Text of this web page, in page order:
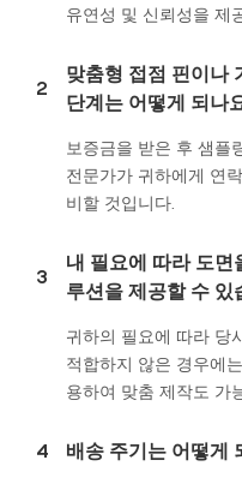
유연성 및 신뢰성을 제
2
맞춤형 접점 핀이나
단계는 어떻게 되나
보증금을 받은 후 샘플
전문가가 귀하에게 연
비할 것입니다.
3
내 필요에 따라 도
루션을 제공할 수 있
귀하의 필요에 따라 당
적합하지 않은 경우에
용하여 맞춤 제작도 가
4 배송 주기는 어떻게